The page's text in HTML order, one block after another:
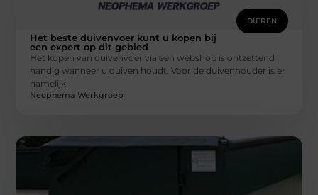
DIEREN
Het beste duivenvoer kunt u kopen bij
een expert op dit gebied
Het kopen van duivenvoer via een webshop is ontzettend
handig wanneer u duiven houdt. Voor de duivenhouder is er
namelijk
Neophema Werkgroep